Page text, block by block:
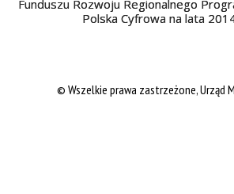
Funduszu Rozwoju Regionalnego
Polska Cyfrowa na lata
© Wszelkie prawa zastrzeżone, Urząd